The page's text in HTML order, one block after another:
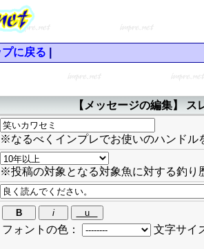
プに戻る
【メッセージの編集】
※なるべくインプレでお使いのハンドル
※投稿の対象となる対象魚に対する釣り
フォントの色： 文字サイ